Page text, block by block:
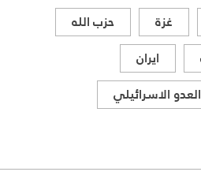
غزة
حزب الله
ايران
العدو الاسرائيلي